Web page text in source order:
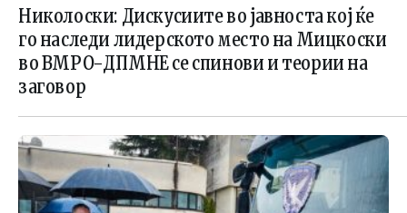
ВНАТРЕПАРТИСКИ ПОДЕЛБИ
Николоски: Дискусиите во јавноста кој ќе
го наследи лидерското место на Мицкоски
во ВМРО-ДПМНЕ се спинови и теории на
заговор